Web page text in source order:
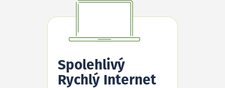
Spolehlivý
Rychlý Internet